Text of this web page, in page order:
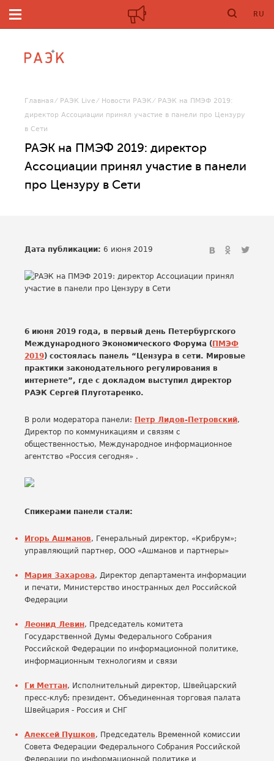
RU
Главная РАЭК Live Новости РАЭК
РАЭК на ПМЭФ 2019:
директор Ассоциации принял участие в панели про Цензуру
в Сети
РАЭК на ПМЭФ 2019: директор
Ассоциации принял участие в панели
про Цензуру в Сети
Дата публикации: 6 июня 2019
6 июня 2019 года, в первый день Петербургского
Международного Экономического Форума ( ПМЭФ
2019) состоялась панель “Цензура в сети. Мировые
практики законодательного регулирования в
интернете”, где с докладом выступил директор
РАЭК Сергей Плуготаренко.
В роли модератора панели: Петр Лидов-Петровский,
Директор по коммуникациям и связям с
общественностью, Международное информационное
агентство «Россия сегодня» .
Спикерами панели стали:
Игорь Ашманов, Генеральный директор, «Крибрум»;
управляющий партнер, ООО «Ашманов и партнеры»
Мария Захарова, Директор департамента информации
и печати, Министерство иностранных дел Российской
Федерации
Леонид Левин, Председатель комитета
Государственной Думы Федерального Собрания
Российской Федерации по информационной политике,
информационным технологиям и связи
Ги Меттан, Исполнительный директор, Швейцарский
пресс-клуб; президент, Объединенная торговая палата
Швейцария - Россия и СНГ
Алексей Пушков, Председатель Временной комиссии
Совета Федерации Федерального Собрания Российской
Федерации по информационной политике и